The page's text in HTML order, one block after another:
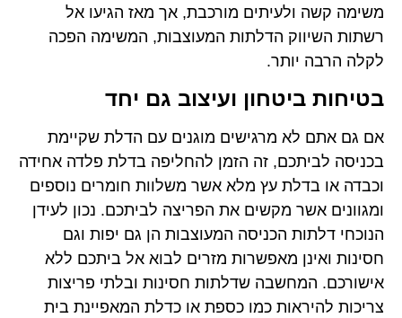
משימה קשה ולעיתים מורכבת, אך מאז הגיעו אל
רשתות השיווק הדלתות המעוצבות, המשימה הפכה
לקלה הרבה יותר.
בטיחות ביטחון ועיצוב גם יחד
אם גם אתם לא מרגישים מוגנים עם הדלת שקיימת
בכניסה לביתכם, זה הזמן להחליפה בדלת פלדה אחידה
וכבדה או בדלת עץ מלא אשר משלוות חומרים נוספים
ומגוונים אשר מקשים את הפריצה לביתכם. נכון לעידן
הנוכחי דלתות הכניסה המעוצבות הן גם יפות וגם
חסינות ואינן מאפשרות מזרים לבוא אל ביתכם ללא
אישורכם. המחשבה שדלתות חסינות ובלתי פריצות
צריכות להיראות כמו כספת או כדלת המאפיינת בית